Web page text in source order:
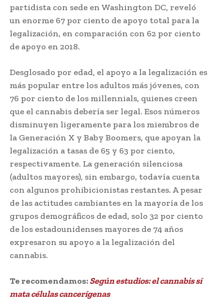
partidista con sede en Washington DC, reveló
un enorme 67 por ciento de apoyo total para la
legalización, en comparación con 62 por ciento
de apoyo en 2018.
Desglosado por edad, el apoyo a la legalización es
más popular entre los adultos más jóvenes, con
76 por ciento de los millennials, quienes creen
que el cannabis debería ser legal. Esos números
disminuyen ligeramente para los miembros de
la Generación X y Baby Boomers, que apoyan la
legalización a tasas de 65 y 63 por ciento,
respectivamente. La generación silenciosa
(adultos mayores), sin embargo, todavía cuenta
con algunos prohibicionistas restantes. A pesar
de las actitudes cambiantes en la mayoría de los
grupos demográficos de edad, solo 32 por ciento
de los estadounidenses mayores de 74 años
expresaron su apoyo a la legalización del
cannabis.
Te recomendamos:Según estudios: el cannabis sí
mata células cancerígenas